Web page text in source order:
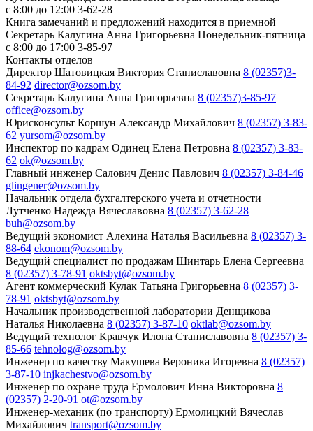
с 8:00 до 12:00 3-62-28
Книга замечаний и предложений находится в приемной
Секретарь Калугина Анна Григорьевна Понедельник-пятница
с 8:00 до 17:00 3-85-97
Контакты отделов
Директор Шатовицкая Виктория Станиславовна 8 (02357)3-
84-92 director@ozsom.by
Секретарь Калугина Анна Григорьевна 8 (02357)3-85-97
office@ozsom.by
Юрисконсульт Коршун Александр Михайлович 8 (02357) 3-83-
62 yursom@ozsom.by
Инспектор по кадрам Одинец Елена Петровна 8 (02357) 3-83-
62 ok@ozsom.by
Главный инженер Салович Денис Павлович 8 (02357) 3-84-46
glingener@ozsom.by
Начальник отдела бухгалтерского учета и отчетности
Лутченко Надежда Вячеславовна 8 (02357) 3-62-28
buh@ozsom.by
Ведущий экономист Алехина Наталья Васильевна 8 (02357) 3-
88-64 ekonom@ozsom.by
Ведущий специалист по продажам Шинтарь Елена Сергеевна
8 (02357) 3-78-91 oktsbyt@ozsom.by
Агент коммерческий Кулак Татьяна Григорьевна 8 (02357) 3-
78-91 oktsbyt@ozsom.by
Начальник производственной лаборатории Денщикова
Наталья Николаевна 8 (02357) 3-87-10 oktlab@ozsom.by
Ведущий технолог Кравчук Илона Станиславовна 8 (02357) 3-
85-66 tehnolog@ozsom.by
Инженер по качеству Макушева Вероника Игоревна 8 (02357)
3-87-10 injkachestvo@ozsom.by
Инженер по охране труда Ермолович Инна Викторовна 8
(02357) 2-20-91 ot@ozsom.by
Инженер-механик (по транспорту) Ермолицкий Вячеслав
Михайлович transport@ozsom.by